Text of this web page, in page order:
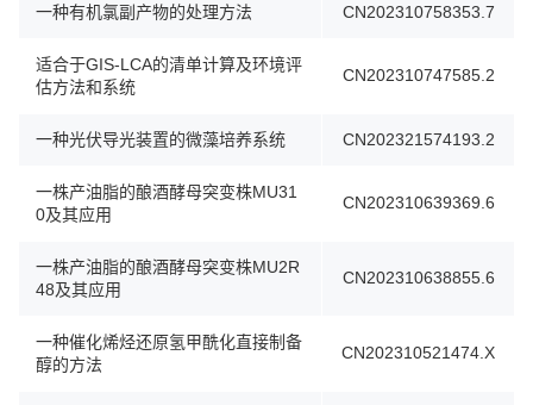
一种有机氯副产物的处理方法 CN202310758353.7
适合于GIS-LCA的清单计算及环境评
估方法和系统
CN202310747585.2
一种光伏导光装置的微藻培养系统 CN202321574193.2
一株产油脂的酿酒酵母突变株MU31
0及其应用
CN202310639369.6
一株产油脂的酿酒酵母突变株MU2R
48及其应用
CN202310638855.6
一种催化烯烃还原氢甲酰化直接制备
醇的方法
CN202310521474.X